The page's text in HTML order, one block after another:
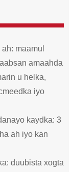
maamul
amaahda
u helka,
iyo
kaydka: 3
ah iyo kan
duubista xogta